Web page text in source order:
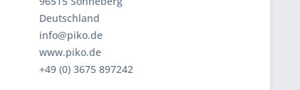
Deutschland
info@piko.de
www.piko.de
+49 (0) 3675 897242